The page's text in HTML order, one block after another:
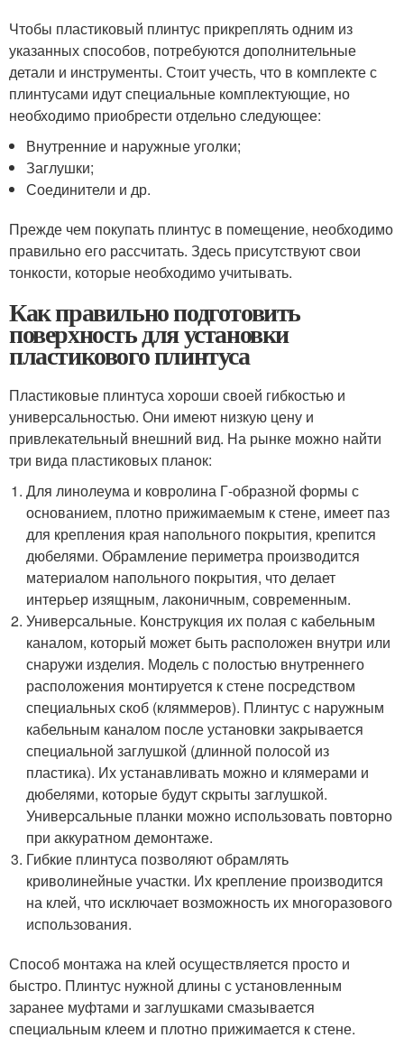
Чтобы пластиковый плинтус прикреплять одним из
указанных способов, потребуются дополнительные
детали и инструменты. Стоит учесть, что в комплекте с
плинтусами идут специальные комплектующие, но
необходимо приобрести отдельно следующее:
Внутренние и наружные уголки;
Заглушки;
Соединители и др.
Прежде чем покупать плинтус в помещение, необходимо
правильно его рассчитать. Здесь присутствуют свои
тонкости, которые необходимо учитывать.
Как правильно подготовить
поверхность для установки
пластикового плинтуса
Пластиковые плинтуса хороши своей гибкостью и
универсальностью. Они имеют низкую цену и
привлекательный внешний вид. На рынке можно найти
три вида пластиковых планок:
Для линолеума и ковролина Г-образной формы с
основанием, плотно прижимаемым к стене, имеет паз
для крепления края напольного покрытия, крепится
дюбелями. Обрамление периметра производится
материалом напольного покрытия, что делает
интерьер изящным, лаконичным, современным.
Универсальные. Конструкция их полая с кабельным
каналом, который может быть расположен внутри или
снаружи изделия. Модель с полостью внутреннего
расположения монтируется к стене посредством
специальных скоб (кляммеров). Плинтус с наружным
кабельным каналом после установки закрывается
специальной заглушкой (длинной полосой из
пластика). Их устанавливать можно и клямерами и
дюбелями, которые будут скрыты заглушкой.
Универсальные планки можно использовать повторно
при аккуратном демонтаже.
Гибкие плинтуса позволяют обрамлять
криволинейные участки. Их крепление производится
на клей, что исключает возможность их многоразового
использования.
Способ монтажа на клей осуществляется просто и
быстро. Плинтус нужной длины с установленным
заранее муфтами и заглушками смазывается
специальным клеем и плотно прижимается к стене.